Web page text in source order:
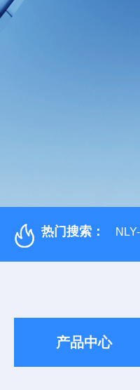
热门搜索：
产品中心